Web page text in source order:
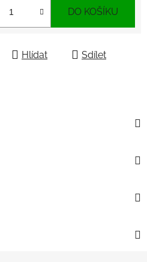
DO KOŠÍKU
Hlídat Sdílet